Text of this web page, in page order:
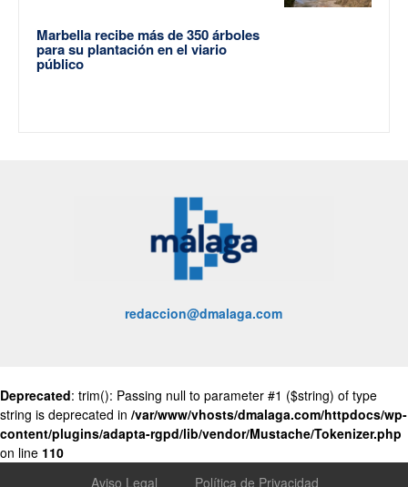
Marbella recibe más de 350 árboles
para su plantación en el viario
público
redaccion@dmalaga.com
Deprecated: trim(): Passing null to parameter #1 ($string) of type
string is deprecated in /var/www/vhosts/dmalaga.com/httpdocs/wp-
content/plugins/adapta-rgpd/lib/vendor/Mustache/Tokenizer.php
on line 110
Aviso Legal
Política de Privacidad